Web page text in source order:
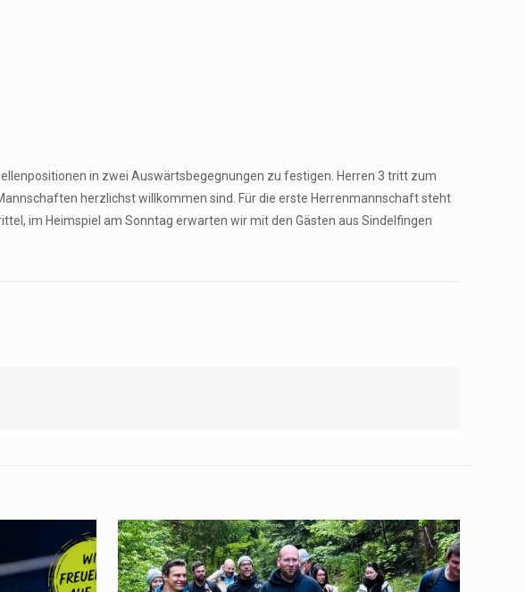
in zwei Auswärtsbegegnungen zu festigen. Herren 3 tritt zum
herzlichst willkommen sind. Für die erste Herrenmannschaft steht
im Heimspiel am Sonntag erwarten wir mit den Gästen aus Sindelfingen